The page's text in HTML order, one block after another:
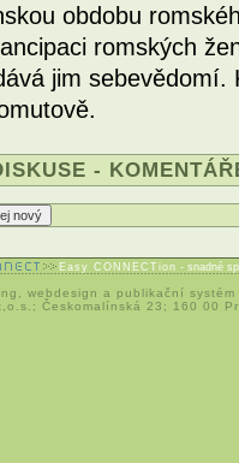
obdobu
romských
jim sebevědomí.
-
Easy CONNECTion - snadné
webdesign a publikační systém
Českomalínská 23; 160 00